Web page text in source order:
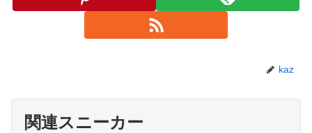
kaz
関連スニーカー